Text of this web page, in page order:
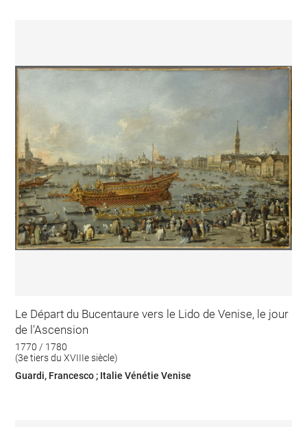
Le Départ du Bucentaure vers le Lido de Venise, le jour
de l'Ascension
1770 / 1780
(3e tiers du XVIIIe siècle)
Guardi, Francesco ; Italie Vénétie Venise